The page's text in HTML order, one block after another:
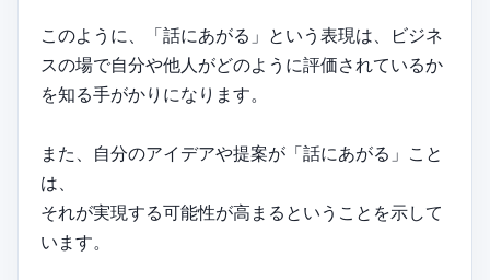
このように、「話にあがる」という表現は、ビジネ
スの場で自分や他人がどのように評価されているか
を知る手がかりになります。
また、自分のアイデアや提案が「話にあがる」こと
は、
それが実現する可能性が高まるということを示して
います。